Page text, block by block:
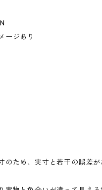
ージあり
のため、実寸と若干の誤差が